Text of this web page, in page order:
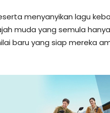
menyanyikan lagu
muda yang semula
baru yang siap mereka